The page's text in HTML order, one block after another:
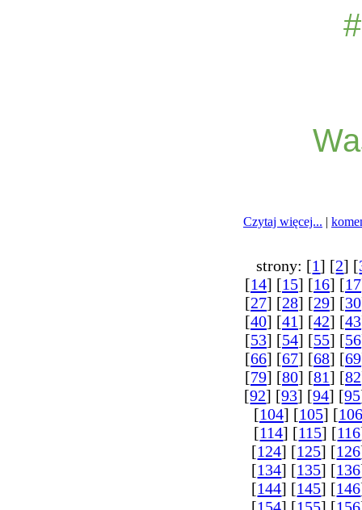
Czytaj więcej... |
strony: [1] [2] [
[14] [15] [16] [17
[27] [28] [29] [30
[40] [41] [42] [43
[53] [54] [55] [56
[66] [67] [68] [69
[79] [80] [81] [82
[92] [93] [94] [95
[104] [105] [106
[114] [115] [116
[124] [125] [126
[134] [135] [136
[144] [145] [146